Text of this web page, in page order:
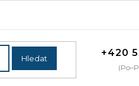
Hledat +420